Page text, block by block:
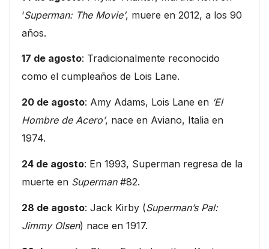
‘Superman: The Movie’, muere en 2012, a los 90
años.
17 de agosto: Tradicionalmente reconocido
como el cumpleaños de Lois Lane.
20 de agosto: Amy Adams, Lois Lane en ‘El
Hombre de Acero’, nace en Aviano, Italia en
1974.
24 de agosto: En 1993, Superman regresa de la
muerte en Superman#82.
28 de agosto: Jack Kirby (Superman’s Pal:
Jimmy Olsen) nace en 1917.